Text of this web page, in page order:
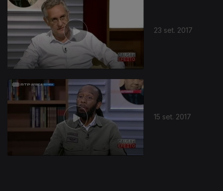
23 set. 2017
15 set. 2017
306324